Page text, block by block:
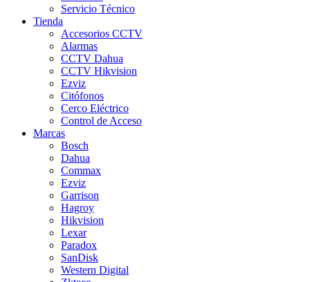
Servicio Técnico
Tienda
Accesorios CCTV
Alarmas
CCTV Dahua
CCTV Hikvision
Ezviz
Citófonos
Cerco Eléctrico
Control de Acceso
Marcas
Bosch
Dahua
Commax
Ezviz
Garrison
Hagroy
Hikvision
Lexar
Paradox
SanDisk
Western Digital